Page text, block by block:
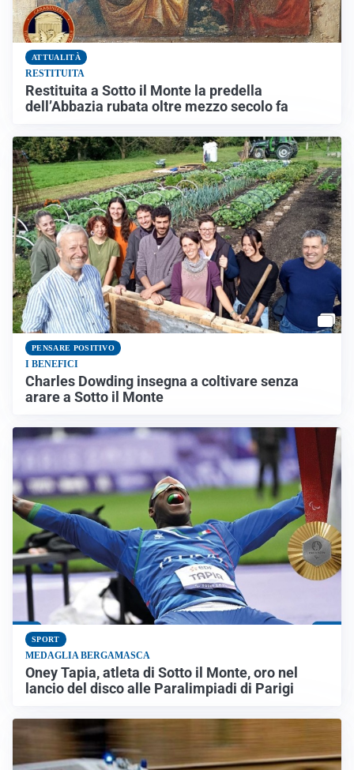
ATTUALITÀ
RESTITUITA
Restituita a Sotto il Monte la predella
dell’Abbazia rubata oltre mezzo secolo fa
PENSARE POSITIVO
I BENEFICI
Charles Dowding insegna a coltivare senza
arare a Sotto il Monte
SPORT
MEDAGLIA BERGAMASCA
Oney Tapia, atleta di Sotto il Monte, oro nel
lancio del disco alle Paralimpiadi di Parigi